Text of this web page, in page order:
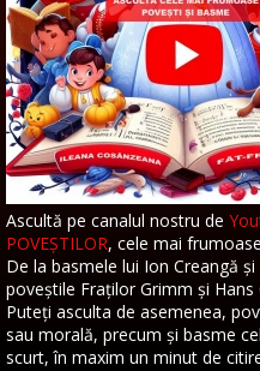
Ascultă pe canalul nostru de
POVEȘTILOR, cele mai
De la basmele lui Ion Creangă
poveștile Fraților Grimm și Hans
Puteți asculta de asemenea,
sau morală, precum și basme
scurt, în maxim un minut de